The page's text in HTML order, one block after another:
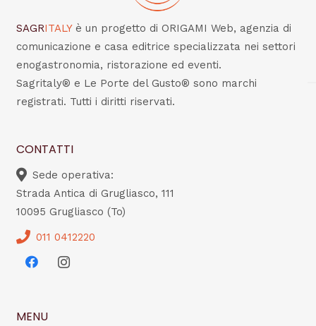
SAGRITALY è un progetto di ORIGAMI Web, agenzia di
comunicazione e casa editrice specializzata nei settori
enogastronomia, ristorazione ed eventi.
Sagritaly® e Le Porte del Gusto® sono marchi
registrati. Tutti i diritti riservati.
CONTATTI
Sede operativa:
Strada Antica di Grugliasco, 111
10095 Grugliasco (To)
011 0412220
MENU